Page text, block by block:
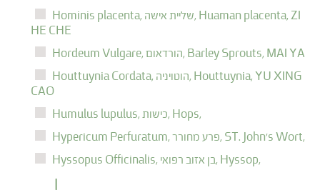
Hominis placenta,
שליית אישה, Huaman placenta, ZI
HE CHE
Hordeum Vulgare,
הורדאום, Barley Sprouts, MAI YA
Houttuynia Cordata,
הוטויניה, Houttuynia, YU XING
CAO
Humulus lupulus,
כישות, Hops,
Hypericum Perfuratum,
פרע מחורר, ST. John's Wort,
Hyssopus Officinalis,
בן אזוב רפואי, Hyssop,
I